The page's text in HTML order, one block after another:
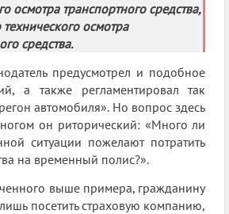
осмотра транспортного средства,
осмотра
средства.
предусмотрел и подобное
а также регламентировал так
автомобиля». Но вопрос здесь
он риторический: «Много ли
ситуации пожелают потратить
на временный полис?».
выше примера, гражданину
посетить страховую компанию,